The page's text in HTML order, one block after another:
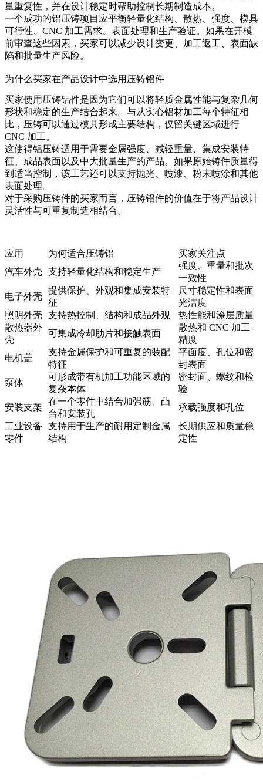
量重复性，并在设计稳定时帮助控制长期制造成本。
一个成功的铝压铸项目应平衡轻量化结构、散热、强度、模具
可行性、CNC 加工需求、表面处理和生产验证。如果在开模
前审查这些因素，买家可以减少设计变更、加工返工、表面缺
陷和批量生产风险。
为什么买家在产品设计中选用压铸铝件
买家使用压铸铝件是因为它们可以将轻质金属性能与复杂几何
形状和稳定的生产结合起来。与从实心铝材加工每个特征相
比，压铸可以通过模具形成主要结构，仅留关键区域进行
CNC 加工。
这使得铝压铸适用于需要金属强度、减轻重量、集成安装特
征、成品表面以及中大批量生产的产品。如果原始铸件质量得
到适当控制，该工艺还可以支持抛光、喷漆、粉末喷涂和其他
表面处理。
对于采购压铸件的买家而言，压铸铝件的价值在于将产品设计
灵活性与可重复制造相结合。
应用 为何适合压铸铝
买家关注点
汽车外壳 支持轻量化结构和稳定生产
强度、重量和批次
一致性
电子外壳
提供保护、外观和集成安装特
征
尺寸稳定性和表面
光洁度
照明外壳 支持热控制、结构和成品外观
热性能和涂层质量
散热器外
壳
可集成冷却肋片和接触表面
散热和 CNC 加工
精度
电机盖
支持金属保护和可重复的装配
特征
平面度、孔位和密
封表面
泵体
可形成带有机加工功能区域的
复杂本体
密封面、螺纹和检
验
安装支架
在一个零件中结合加强筋、凸
台和安装孔
承载强度和孔位
工业设备
零件
支持用于生产的耐用定制金属
结构
长期供应和质量稳
定性